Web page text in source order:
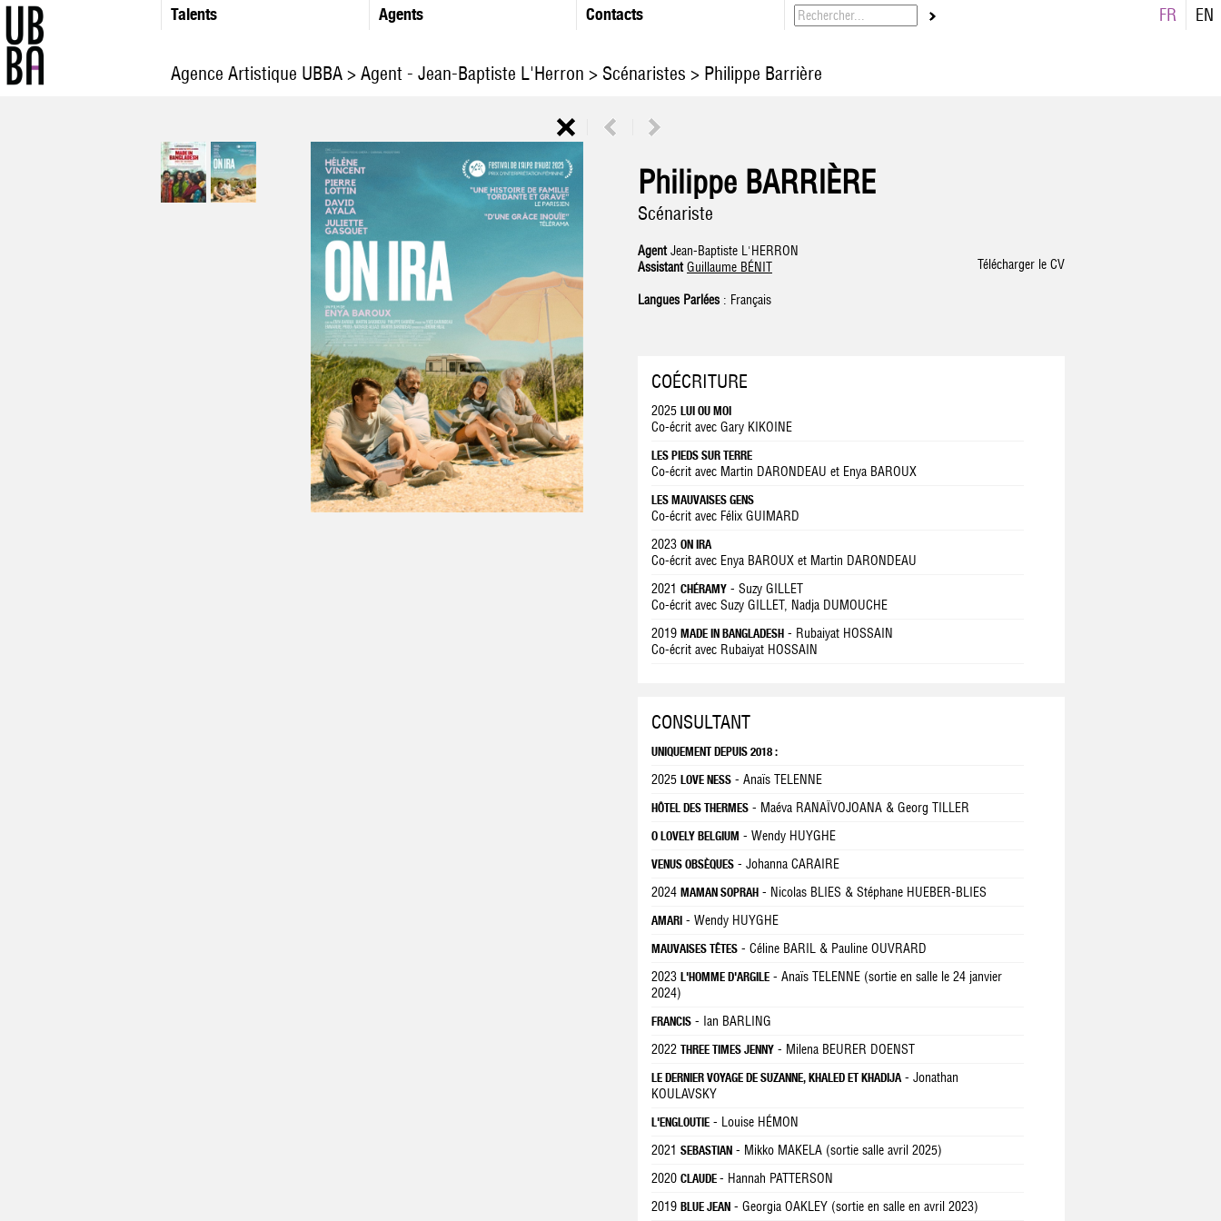
Talents Agents Contacts FR EN
Agence Artistique UBBA>Agent - Jean-Baptiste L'Herron > Scénaristes> Philippe Barrière
Philippe BARRIÈRE
Scénariste
AgentJean-Baptiste L'HERRON
AssistantGuillaume BÉNIT Télécharger le CV
Langues Parlées: Français
COÉCRITURE
2025 LUI OU MOI
Co-écrit avec Gary KIKOINE
LES PIEDS SUR TERRE
Co-écrit avec Martin DARONDEAU et Enya BAROUX
LES MAUVAISES GENS
Co-écrit avec Félix GUIMARD
2023 ON IRA
Co-écrit avec Enya BAROUX et Martin DARONDEAU
2021 CHÉRAMY - Suzy GILLET
Co-écrit avec Suzy GILLET, Nadja DUMOUCHE
2019 MADE IN BANGLADESH - Rubaiyat HOSSAIN
Co-écrit avec Rubaiyat HOSSAIN
CONSULTANT
UNIQUEMENT DEPUIS 2018 :
2025 LOVE NESS - Anaïs TELENNE
HÔTEL DES THERMES - Maéva RANAÏVOJOANA & Georg TILLER
O LOVELY BELGIUM - Wendy HUYGHE
VENUS OBSÈQUES - Johanna CARAIRE
2024 MAMAN SOPRAH - Nicolas BLIES & Stéphane HUEBER-BLIES
AMARI - Wendy HUYGHE
MAUVAISES TÊTES - Céline BARIL & Pauline OUVRARD
2023 L'HOMME D'ARGILE - Anaïs TELENNE (sortie en salle le 24 janvier
2024)
FRANCIS - Ian BARLING
2022 THREE TIMES JENNY - Milena BEURER DOENST
LE DERNIER VOYAGE DE SUZANNE, KHALED ET KHADIJA- Jonathan
KOULAVSKY
L'ENGLOUTIE - Louise HÉMON
2021 SEBASTIAN - Mikko MAKELA (sortie salle avril 2025)
2020 CLAUDE - Hannah PATTERSON
2019 BLUE JEAN - Georgia OAKLEY (sortie en salle en avril 2023)